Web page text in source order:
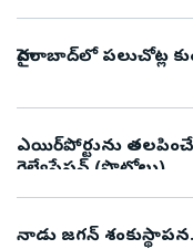
ఎయిర్‌పోర్టును
రైల్వేస్టేషన్ (ఫొటోలు)
నాడు జగన్‌